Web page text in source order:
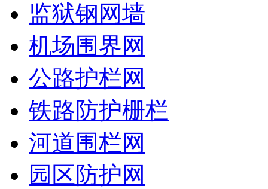
监狱钢网墙
机场围界网
公路护栏网
铁路防护栅栏
河道围栏网
园区防护网